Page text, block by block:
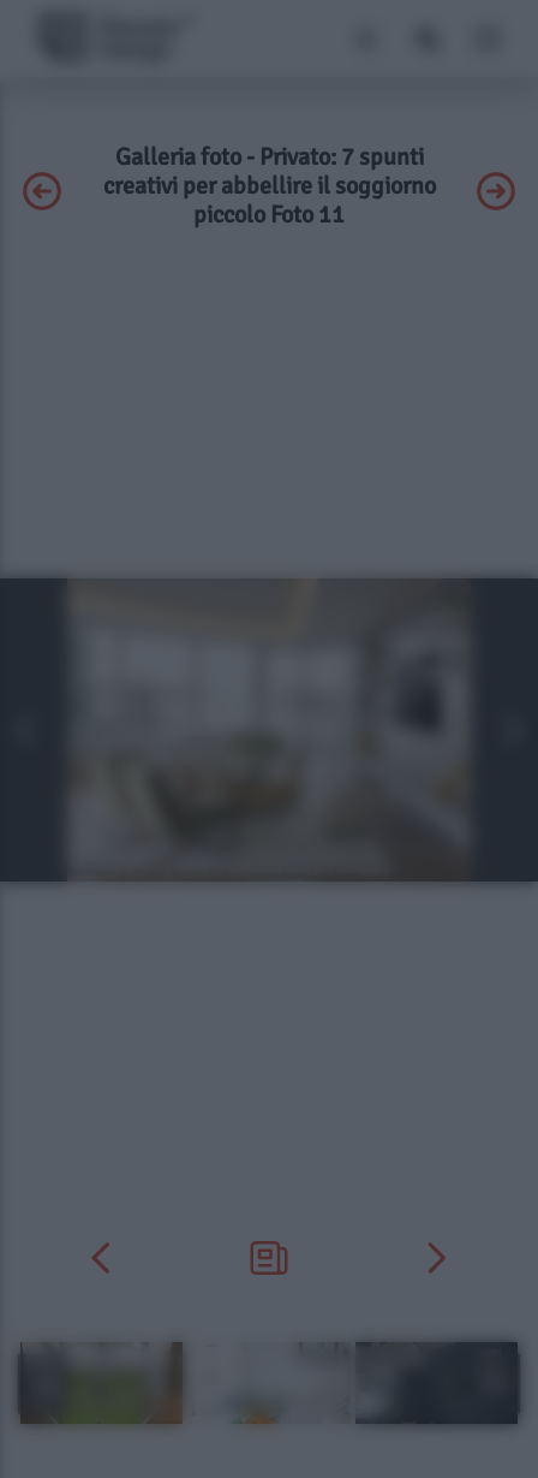
Galleria foto - Privato: 7 spunti
creativi per abbellire il soggiorno
piccolo Foto 11